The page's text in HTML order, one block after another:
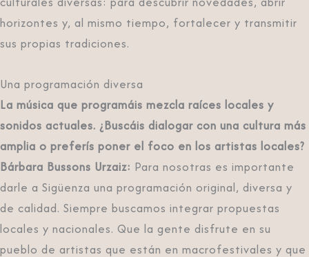
horizontes y, al mismo tiempo, fortalecer y transmitir
sus propias tradiciones.
Una programación diversa
La música que programáis mezcla raíces locales y
sonidos actuales. ¿Buscáis dialogar con una cultura más
amplia o preferís poner el foco en los artistas locales?
Bárbara Bussons Urzaiz: Para nosotras es importante
darle a Sigüenza una programación original, diversa y
de calidad. Siempre buscamos integrar propuestas
locales y nacionales. Que la gente disfrute en su
pueblo de artistas que están en macrofestivales y que